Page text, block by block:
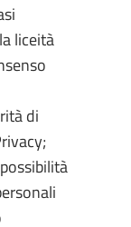
liceità
di